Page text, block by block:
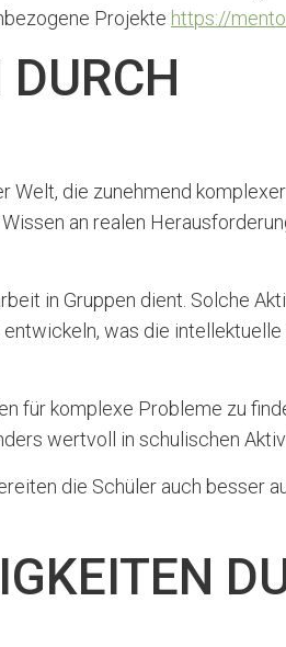
Projekte https://
die zunehmend
an realen
in Gruppen dient. Solche
was die
für komplexe Probleme zu
wertvoll in schulischen
die Schüler auch besser